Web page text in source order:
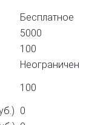
Бесплатное
5000
100
Неограничен
100
0